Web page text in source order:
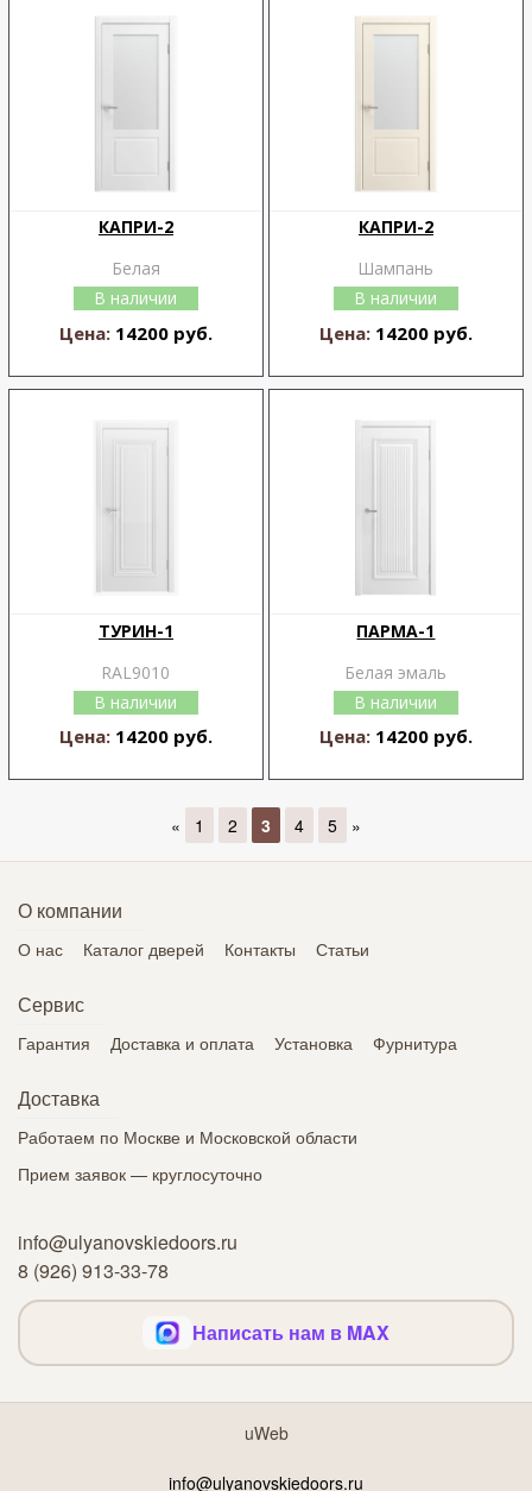
КАПРИ-2
Белая
В наличии
Цена: 14200 руб.
КАПРИ-2
Шампань
В наличии
Цена: 14200 руб.
ТУРИН-1
RAL9010
В наличии
Цена: 14200 руб.
ПАРМА-1
Белая эмаль
В наличии
Цена: 14200 руб.
« 1 2 3 4 5 »
О компании
О нас Каталог дверей Контакты Статьи
Сервис
Гарантия Доставка и оплата Установка Фурнитура
Доставка
Работаем по Москве и Московской области
Прием заявок — круглосуточно
info@ulyanovskiedoors.ru
8 (926) 913-33-78
Написать нам в MAX
uWeb
info@ulyanovskiedoors.ru